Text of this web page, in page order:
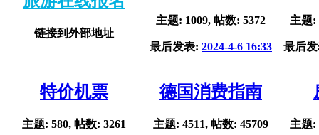
链接到外部地址
主题: 1009, 帖数: 5372
最后发表: 2024-4-6 16:33
主题:
最后
特价机票
主题: 580, 帖数: 3261
德国消费指南
主题: 4511, 帖数: 45709 主题: